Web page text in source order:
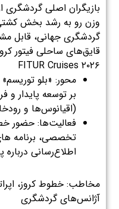
بازیگران اصلی گردشگری
وزن رو به رشد بخش
گردشگری جهانی، قابل
قایق‌های ساحلی فیتور
FITUR Cruises ۲۰۲۶
محور: «بلو
بر توسعه پایدار
(اقیانوس‌ها و
فعالیت‌ها: حضور
اطلاع‌رسانی
مخاطب: خطوط کروز،
آژانس‌های گردشگری